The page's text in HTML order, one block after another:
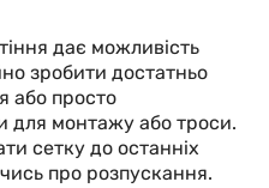
дає можливість
зробити достатньо
або просто
для монтажу або троси.
сетку до останніх
про розпускання.